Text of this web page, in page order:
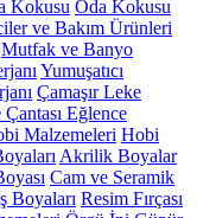
Kokusu Oda Kokusu
ve Bakım Ürünleri
Mutfak ve Banyo
Yumuşatıcı
Çamaşır Leke
Eğlence
Malzemeleri Hobi
Akrilik Boyalar
Cam ve Seramik
Boyaları Resim Fırçası